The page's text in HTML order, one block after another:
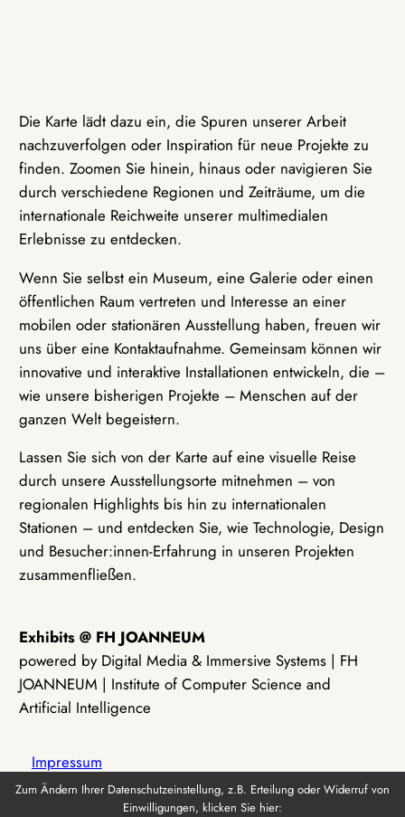
Die Karte lädt dazu ein, die Spuren unserer Arbeit
nachzuverfolgen oder Inspiration für neue Projekte zu
finden. Zoomen Sie hinein, hinaus oder navigieren Sie
durch verschiedene Regionen und Zeiträume, um die
internationale Reichweite unserer multimedialen
Erlebnisse zu entdecken.
Wenn Sie selbst ein Museum, eine Galerie oder einen
öffentlichen Raum vertreten und Interesse an einer
mobilen oder stationären Ausstellung haben, freuen wir
uns über eine Kontaktaufnahme. Gemeinsam können wir
innovative und interaktive Installationen entwickeln, die –
wie unsere bisherigen Projekte – Menschen auf der
ganzen Welt begeistern.
Lassen Sie sich von der Karte auf eine visuelle Reise
durch unsere Ausstellungsorte mitnehmen – von
regionalen Highlights bis hin zu internationalen
Stationen – und entdecken Sie, wie Technologie, Design
und Besucher:innen-Erfahrung in unseren Projekten
zusammenfließen.
Exhibits @ FH JOANNEUM
powered by Digital Media & Immersive Systems | FH
JOANNEUM | Institute of Computer Science and
Artificial Intelligence
Impressum
Zum Ändern Ihrer Datenschutzeinstellung, z.B. Erteilung oder Widerruf von
Einwilligungen, klicken Sie hier: